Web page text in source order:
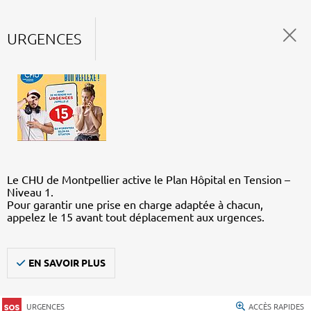
URGENCES
Le CHU de Montpellier active le Plan Hôpital en Tension –
Niveau 1.
Pour garantir une prise en charge adaptée à chacun,
appelez le 15 avant tout déplacement aux urgences.
EN SAVOIR PLUS
URGENCES ACCÈS RAPIDES